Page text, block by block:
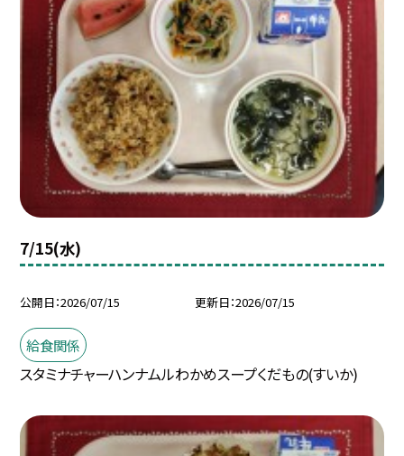
7/15(水)
公開日 2026/07/15 更新日 2026/07/15
給食関係
スタミナチャーハンナムルわかめスープくだもの(すいか)